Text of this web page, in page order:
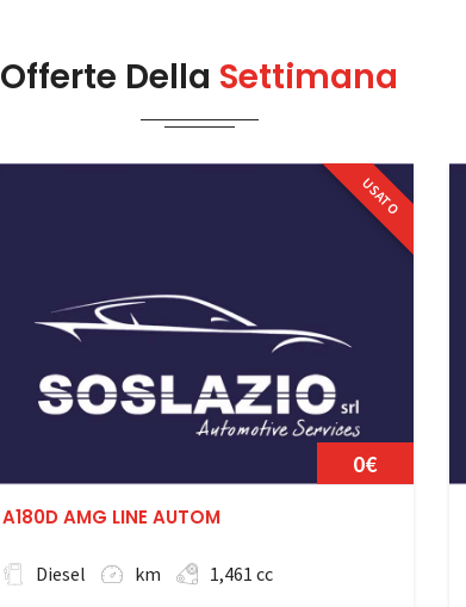
Offerte Della Settimana
USATO
0€
A180D AMG LINE AUTOM
Diesel km
1,461 cc